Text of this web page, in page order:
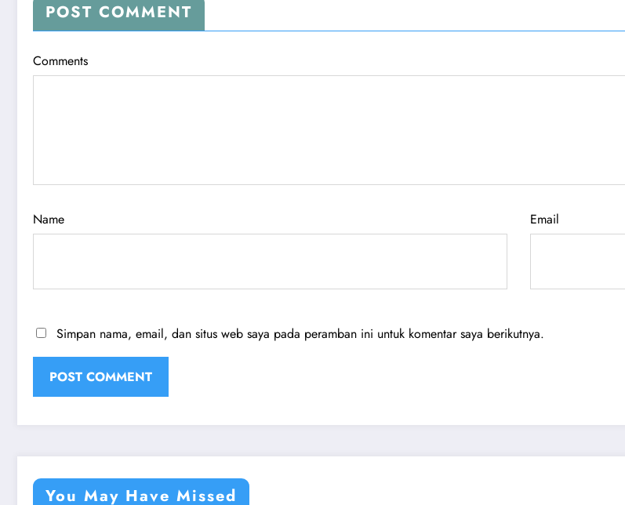
POST COMMENT
Comments
Name Email
Simpan nama, email, dan situs web saya pada peramban ini untuk komentar saya berikutnya.
You May Have Missed